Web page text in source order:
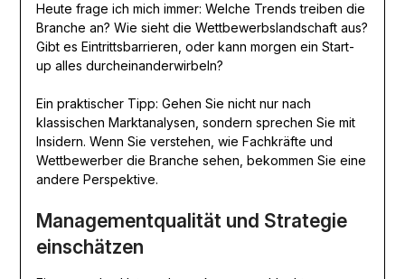
Heute frage ich mich immer: Welche Trends treiben die
Branche an? Wie sieht die Wettbewerbslandschaft aus?
Gibt es Eintrittsbarrieren, oder kann morgen ein Start-
up alles durcheinanderwirbeln?
Ein praktischer Tipp: Gehen Sie nicht nur nach
klassischen Marktanalysen, sondern sprechen Sie mit
Insidern. Wenn Sie verstehen, wie Fachkräfte und
Wettbewerber die Branche sehen, bekommen Sie eine
andere Perspektive.
Managementqualität und Strategie
einschätzen